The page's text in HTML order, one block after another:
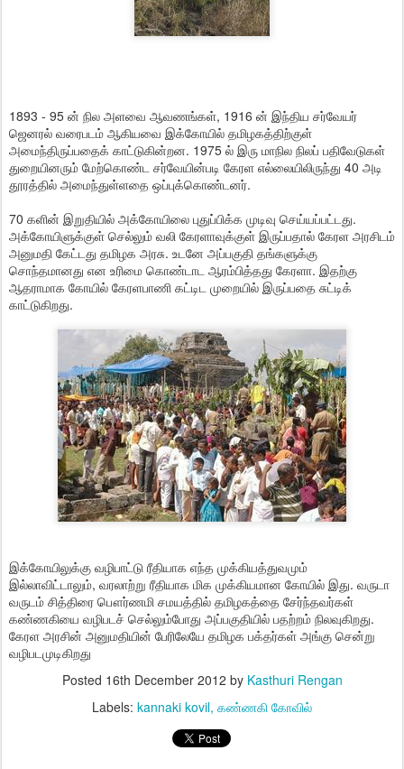
1893 - 95 ன் நில அளவை ஆவணங்கள், 1916 ன் இந்திய சர்வேயர்
ஜெனரல் வரைபடம் ஆகியவை இக்கோயில் தமிழகத்திற்குள்
அமைந்திருப்பதைக் காட்டுகின்றன. 1975 ல் இரு மாநில நிலப் பதிவேடுகள்
துறையினரும் மேற்கொண்ட சர்வேயின்படி கேரள எல்லையிலிருந்து 40 அடி
தூரத்தில் அமைந்துள்ளதை ஒப்புக்கொண்டனர்.
70 களின் இறுதியில் அக்கோயிலை புதுப்பிக்க முடிவு செய்யப்பட்டது.
அக்கோயிளுக்குள் செல்லும் வலி கேரளாவுக்குள் இருப்பதால் கேரள அரசிடம்
அனுமதி கேட்டது தமிழக அரசு. உடனே அப்பகுதி தங்களுக்கு
சொந்தமானது என உரிமை கொண்டாட ஆரம்பித்தது கேரளா. இதற்கு
ஆதராமாக கோயில் கேரளபாணி கட்டிட முறையில் இருப்பதை சுட்டிக்
காட்டுகிறது.
இக்கோயிலுக்கு வழிபாட்டு ரீதியாக எந்த முக்கியத்துவமும்
இல்லாவிட்டாலும், வரலாற்று ரீதியாக மிக முக்கியமான கோயில் இது. வருடா
வருடம் சித்திரை பௌர்ணமி சமயத்தில் தமிழகத்தை சேர்ந்தவர்கள்
கண்ணகியை வழிபடச் செல்லும்போது அப்பகுதியில் பதற்றம் நிலவுகிறது.
கேரள அரசின் அனுமதியின் பேரிலேயே தமிழக பக்தர்கள் அங்கு சென்று
வழிபடமுடிகிறது
Posted 16th December 2012 by Kasthuri Rengan
Labels: kannaki kovil கண்ணகி கோவில்